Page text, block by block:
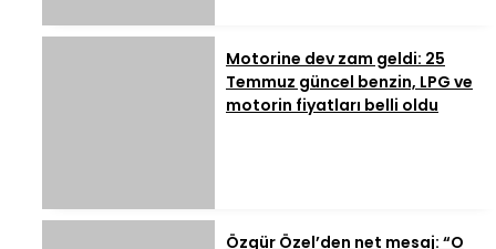
Motorine dev zam geldi: 25
Temmuz güncel benzin, LPG ve
motorin fiyatları belli oldu
Özgür Özel’den net mesaj: “O